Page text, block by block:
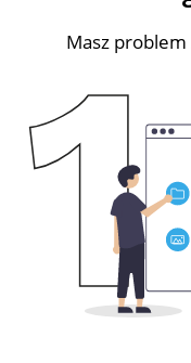
Masz